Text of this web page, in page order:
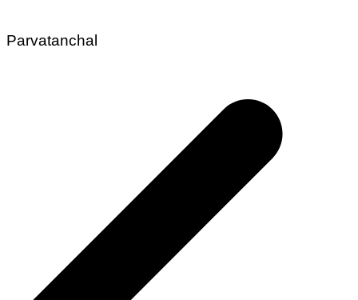
Parvatanchal